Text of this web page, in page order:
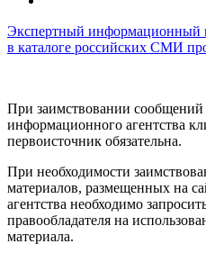
Экспертный информационный
в каталоге российских СМИ
При заимствовании сообщений
информационного агентства
первоисточник обязательна.
При необходимости
материалов, размещенных на
агентства необходимо
правообладателя на
материала.